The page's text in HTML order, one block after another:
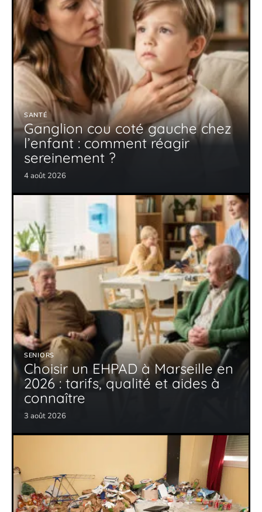
SANTÉ
Ganglion cou coté gauche chez
l’enfant : comment réagir
sereinement ?
4 août 2026
SENIORS
Choisir un EHPAD à Marseille en
2026 : tarifs, qualité et aides à
connaître
3 août 2026